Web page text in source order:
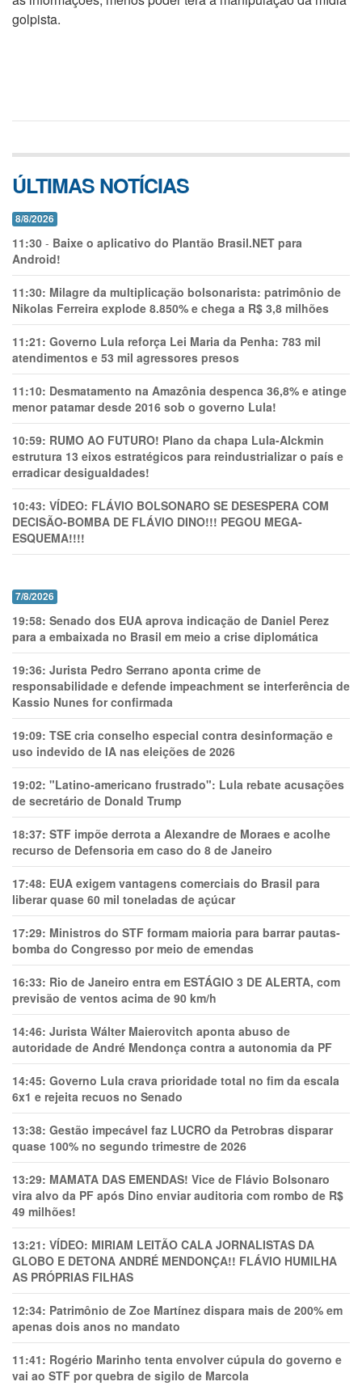
golpista.
ÚLTIMAS NOTÍCIAS
8/8/2026
11:30 - Baixe o aplicativo do Plantão Brasil.NET para
Android!
11:30: Milagre da multiplicação bolsonarista: patrimônio de
Nikolas Ferreira explode 8.850% e chega a R$ 3,8 milhões
11:21: Governo Lula reforça Lei Maria da Penha: 783 mil
atendimentos e 53 mil agressores presos
11:10: Desmatamento na Amazônia despenca 36,8% e atinge
menor patamar desde 2016 sob o governo Lula!
10:59: RUMO AO FUTURO! Plano da chapa Lula-Alckmin
estrutura 13 eixos estratégicos para reindustrializar o país e
erradicar desigualdades!
10:43: VÍDEO: FLÁVIO BOLSONARO SE DESESPERA COM
DECISÃO-BOMBA DE FLÁVIO DINO!!! PEGOU MEGA-
ESQUEMA!!!!
7/8/2026
19:58: Senado dos EUA aprova indicação de Daniel Perez
para a embaixada no Brasil em meio a crise diplomática
19:36: Jurista Pedro Serrano aponta crime de
responsabilidade e defende impeachment se interferência de
Kassio Nunes for confirmada
19:09: TSE cria conselho especial contra desinformação e
uso indevido de IA nas eleições de 2026
19:02: "Latino-americano frustrado": Lula rebate acusações
de secretário de Donald Trump
18:37: STF impõe derrota a Alexandre de Moraes e acolhe
recurso de Defensoria em caso do 8 de Janeiro
17:48: EUA exigem vantagens comerciais do Brasil para
liberar quase 60 mil toneladas de açúcar
17:29: Ministros do STF formam maioria para barrar pautas-
bomba do Congresso por meio de emendas
16:33: Rio de Janeiro entra em ESTÁGIO 3 DE ALERTA, com
previsão de ventos acima de 90 km/h
14:46: Jurista Wálter Maierovitch aponta abuso de
autoridade de André Mendonça contra a autonomia da PF
14:45: Governo Lula crava prioridade total no fim da escala
6x1 e rejeita recuos no Senado
13:38: Gestão impecável faz LUCRO da Petrobras disparar
quase 100% no segundo trimestre de 2026
13:29: MAMATA DAS EMENDAS! Vice de Flávio Bolsonaro
vira alvo da PF após Dino enviar auditoria com rombo de R$
49 milhões!
13:21: VÍDEO: MIRIAM LEITÃO CALA JORNALISTAS DA
GLOBO E DETONA ANDRÉ MENDONÇA!! FLÁVIO HUMILHA
AS PRÓPRIAS FILHAS
12:34: Patrimônio de Zoe Martínez dispara mais de 200% em
apenas dois anos no mandato
11:41: Rogério Marinho tenta envolver cúpula do governo e
vai ao STF por quebra de sigilo de Marcola